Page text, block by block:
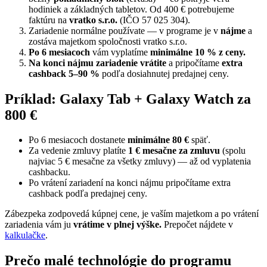
hodiniek a základných tabletov. Od 400 € potrebujeme
faktúru na vratko s.r.o. (IČO 57 025 304).
Zariadenie normálne používate — v programe je v nájme a
zostáva majetkom spoločnosti vratko s.r.o.
Po 6 mesiacoch vám vyplatíme minimálne 10 % z ceny.
Na konci nájmu zariadenie vrátite a pripočítame extra
cashback 5–90 % podľa dosiahnutej predajnej ceny.
Príklad: Galaxy Tab + Galaxy Watch za
800 €
Po 6 mesiacoch dostanete minimálne 80 € späť.
Za vedenie zmluvy platíte 1 € mesačne za zmluvu (spolu
najviac 5 € mesačne za všetky zmluvy) — až od vyplatenia
cashbacku.
Po vrátení zariadení na konci nájmu pripočítame extra
cashback podľa predajnej ceny.
Zábezpeka zodpovedá kúpnej cene, je vaším majetkom a po vrátení
zariadenia vám ju vrátime v plnej výške. Prepočet nájdete v
kalkulačke.
Prečo malé technológie do programu